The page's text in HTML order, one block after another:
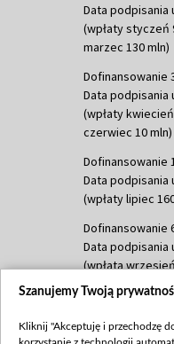
Data podpisania
(wpłaty styczeń
marzec 130 mln)
Dofinansowanie
Data podpisania
(wpłaty
czerwiec 10 mln)
Dofinansowanie
Data podpisania
(wpłaty lipiec
Dofinansowanie
Data podpisania
(wpłata
Dofinansowanie
(wpłata
Szanujemy Twoją
Kliknij "Akceptuję i przechodzę